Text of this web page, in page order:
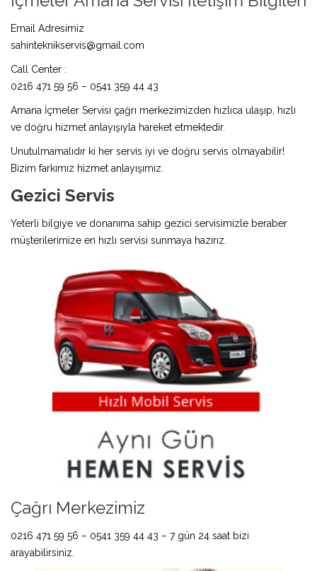
Email Adresimiz
sahinteknikservis@gmail.com
Call Center :
0216 471 59 56 – 0541 359 44 43
Amana İçmeler Servisi çağrı merkezimizden hızlıca ulaşıp, hızlı
ve doğru hizmet anlayışıyla hareket etmektedir.
Unutulmamalıdır ki her servis iyi ve doğru servis olmayabilir!
Bizim farkımız hizmet anlayışımız.
Gezici Servis
Yeterli bilgiye ve donanıma sahip gezici servisimizle beraber
müşterilerimize en hızlı servisi sunmaya hazırız.
Çağrı Merkezimiz
0216 471 59 56 – 0541 359 44 43 – 7 gün 24 saat bizi
arayabilirsiniz.